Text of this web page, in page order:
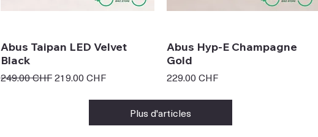
Abus Taipan LED Velvet
Black
Prix original
249.00 CHFPrix promotionnel
219.00 CHF
Abus Hyp-E Champagne
Gold
Prix
229.00 CHF
Plus d'articles